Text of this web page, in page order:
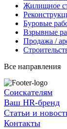
Жилищное
Буровые
Взрывные
Продажа /
Все направления
Соискателям
Ваш HR-бренд
Статьи и
Контакты